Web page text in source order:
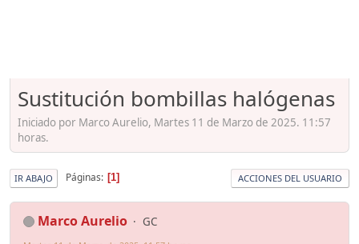
Sustitución bombillas halógenas
Iniciado por Marco Aurelio, Martes 11 de Marzo de 2025. 11:57
horas.
IR ABAJO Páginas 1 ACCIONES DEL USUARIO
Marco Aurelio GC